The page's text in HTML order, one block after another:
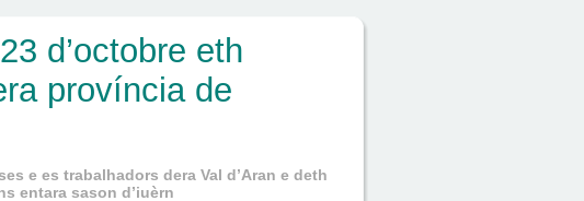
d’octobre eth
província de
e es trabalhadors dera Val d’Aran e deth
entara sason d’iuèrn